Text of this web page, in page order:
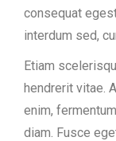
consequat
interdum sed,
Etiam
hendrerit vitae.
enim,
diam. Fusce